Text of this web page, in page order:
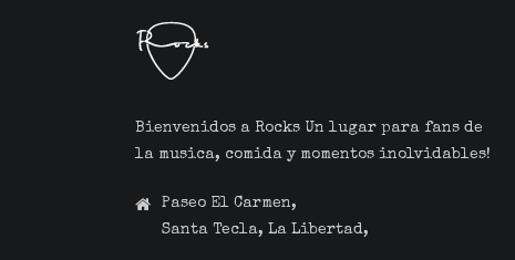
Bienvenidos a Rocks Un lugar para fans de
la musica, comida y momentos inolvidables!
Paseo El Carmen,
Santa Tecla, La Libertad,